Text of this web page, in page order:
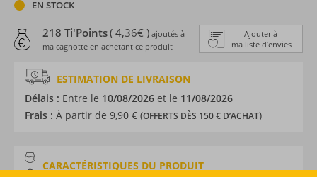
EN STOCK
Ajouter à
ma liste d’envies
218 Ti'Points( 4,36€ ) ajoutés à
ma cagnotte en achetant ce produit
ESTIMATION DE LIVRAISON
Délais : Entre le 10/08/2026 et le 11/08/2026
Frais : À partir de 9,90 € (OFFERTS DÈS 150 € D’ACHAT)
CARACTÉRISTIQUES DU PRODUIT